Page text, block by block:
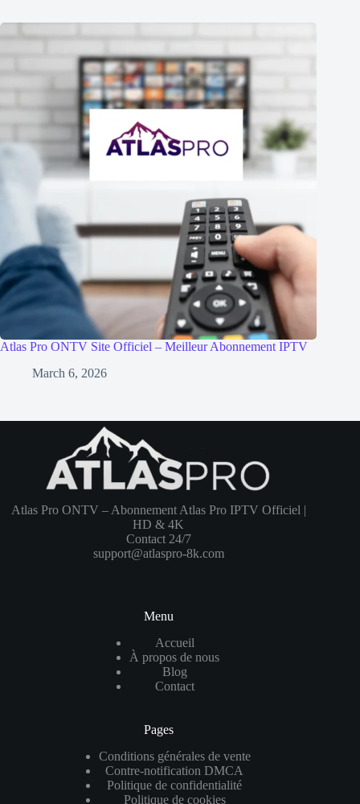
Atlas Pro ONTV Site Officiel – Meilleur Abonnement IPTV
March 6, 2026
Atlas Pro ONTV – Abonnement Atlas Pro IPTV Officiel |
HD & 4K
Contact 24/7
support@atlaspro-8k.com
Menu
Accueil
À propos de nous
Blog
Contact
Pages
Conditions générales de vente
Contre-notification DMCA
Politique de confidentialité
Politique de cookies